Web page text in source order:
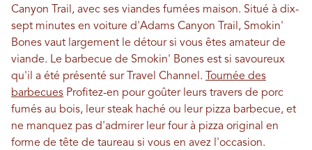
Canyon Trail, avec ses viandes fumées maison. Situé à dix-
sept minutes en voiture d'Adams Canyon Trail, Smokin'
Bones vaut largement le détour si vous êtes amateur de
viande. Le barbecue de Smokin' Bones est si savoureux
qu'il a été présenté sur Travel Channel.
Tournée des
barbecues Profitez-en pour goûter leurs travers de porc
fumés au bois, leur steak haché ou leur pizza barbecue, et
ne manquez pas d'admirer leur four à pizza original en
forme de tête de taureau si vous en avez l'occasion.